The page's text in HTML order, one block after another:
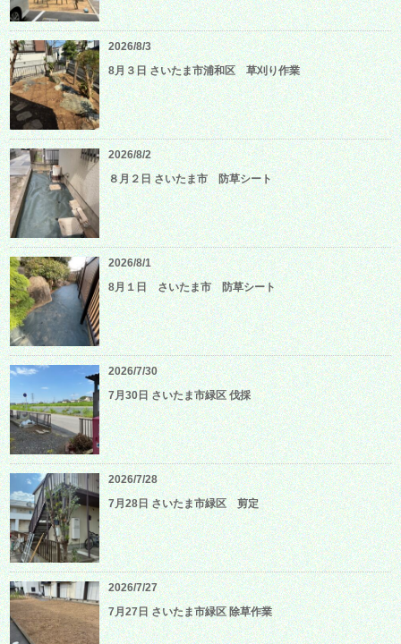
2026/8/3
8月３日 さいたま市浦和区 草刈り作業
2026/8/2
８月２日 さいたま市 防草シート
2026/8/1
8月１日 さいたま市 防草シート
2026/7/30
7月30日 さいたま市緑区 伐採
2026/7/28
7月28日 さいたま市緑区 剪定
2026/7/27
7月27日 さいたま市緑区 除草作業